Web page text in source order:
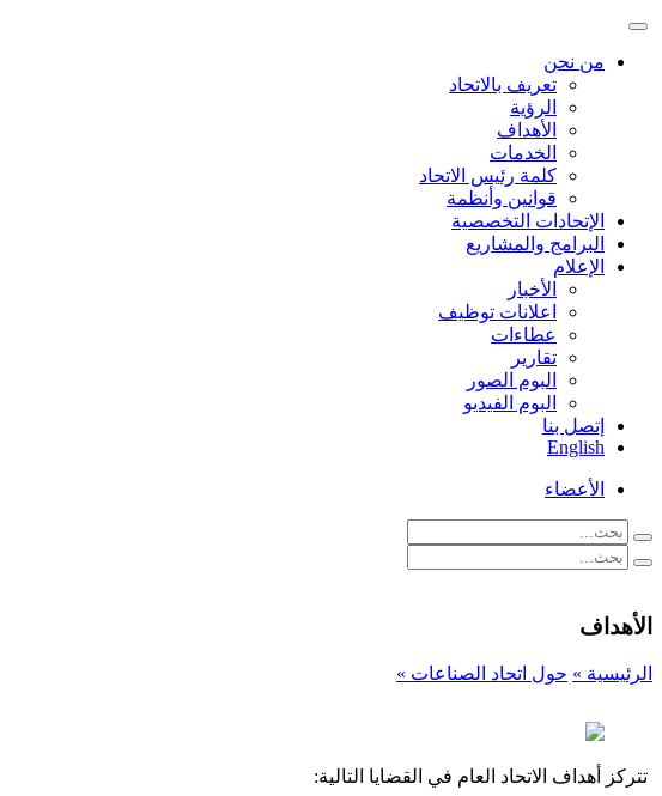
من نحن
تعريف بالاتحاد
الرؤية
الأهداف
الخدمات
كلمة رئيس الاتحاد
قوانين وأنظمة
الإتحادات التخصصية
البرامج والمشاريع
الإعلام
الأخبار
اعلانات توظيف
عطاءات
تقارير
البوم الصور
البوم الفيديو
إتصل بنا
English
الأعضاء
الأهداف
الرئيسية » حول اتحاد الصناعات »
تتركز أهداف الاتحاد العام في القضايا التالية: